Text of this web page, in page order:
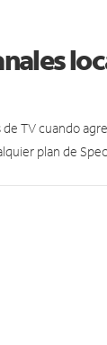
TV cuando
plan de